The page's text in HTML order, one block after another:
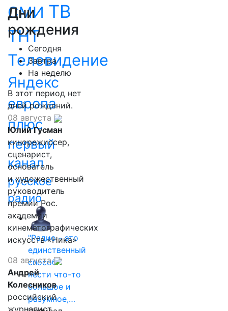
СМИ ТВ
ТНТ
Телевидение
Яндекс
европа
плюс
первый
канал
русское
радио
"Радио - это
единственный
способ
нести что-то
большое и
разумное,…
Дни
рождения
Сегодня
Завтра
На неделю
В этот период нет
дней рождений.
08 августа
Юлий Гусман
кинорежиссер,
сценарист,
основатель
и художественный
руководитель
премии Рос.
академии
кинематографических
искусств «Ника»
08 августа
Андрей
Колесников
российский
журналист,